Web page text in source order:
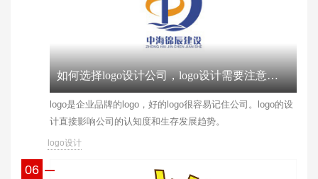
如何选择logo设计公司，logo设计需要注意什么？
​logo是企业品牌的logo，好的logo很容易记住公司。logo的设
计直接影响公司的认知度和生存发展趋势。
logo设计
06